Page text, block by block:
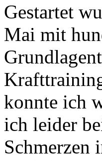
Gestartet
Mai mit
konnte ich
ich leider
Schmerzen